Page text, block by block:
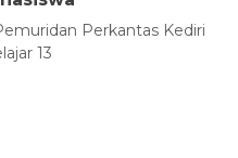
Perkantas Kediri
13